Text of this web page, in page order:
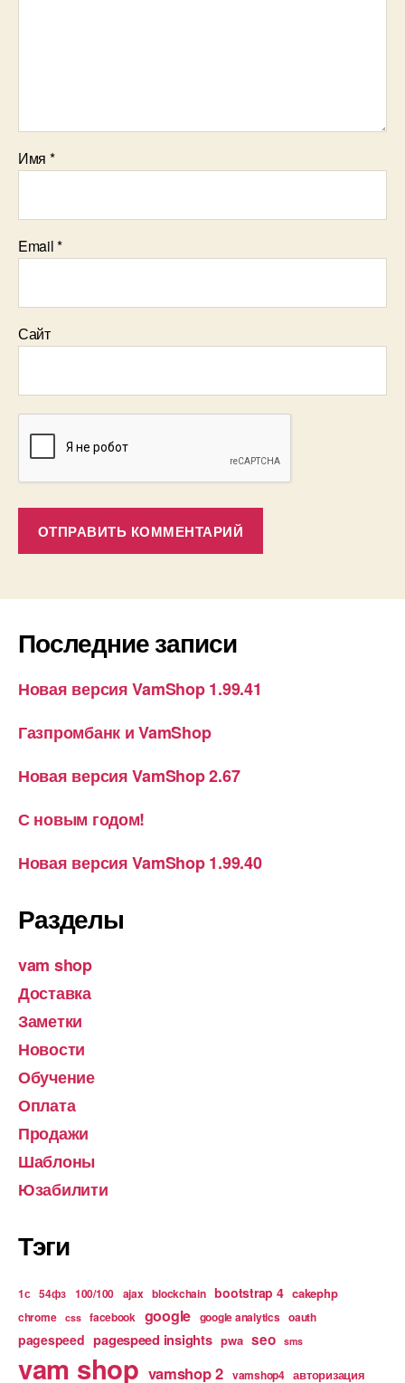
Имя *
Email*
Сайт
Последние записи
Новая версия VamShop 1.99.41
Газпромбанк и VamShop
Новая версия VamShop 2.67
С новым годом!
Новая версия VamShop 1.99.40
Разделы
vam shop
Доставка
Заметки
Новости
Обучение
Оплата
Продажи
Шаблоны
Юзабилити
Тэги
1с 54фз 100/100 ajax blockchain bootstrap 4 cakephp
chrome css facebook google google analytics oauth
pagespeed pagespeed insights pwa seo sms
vam shop vamshop 2 vamshop4 авторизация